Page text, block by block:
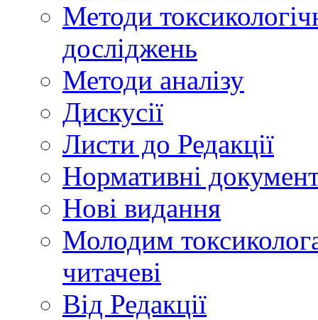
Методи
досліджень
Методи аналізу
Дискусії
Листи до Редакції
Нормативні
Нові видання
Молодим
читачеві
Від Редакції